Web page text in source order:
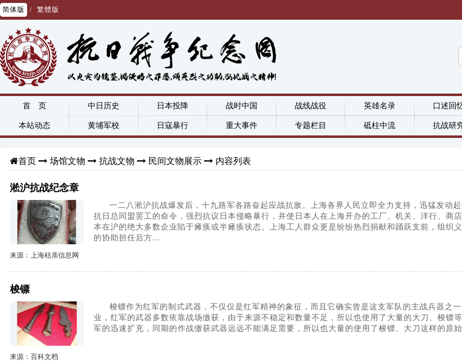
简体版 / 繁體版
首 页 中日历史 日本投降 战时中国 战线战役 英雄名录 口述回
本站动态 黄埔军校 日寇暴行 重大事件 专题栏目 砥柱中流 抗战研
首页 场馆文物 抗战文物 民间文物展示 内容列表
淞沪抗战纪念章
一二八淞沪抗战爆发后，十九路军各路奋起应战抗敌。上海各界人民立即全力支持，迅猛发动
抗日总同盟罢工的命令，强烈抗议日本侵略暴行，并使日本人在上海开办的工厂、机关、洋行、商
本在沪的绝大多数企业陷于瘫痪或半瘫痪状态。上海工人群众更是纷纷热烈捐献和踊跃支前，组织
的协助担任后方...
来源：上海枯亲信息网
梭镖
梭镖作为红军的制式武器，不仅仅是红军精神的象征，而且它确实曾是这支军队的主战兵器之
业，红军的武器多数依靠战场缴获，由于来源不稳定和数量不足，所以也使用了大量的大刀、梭镖
军的迅速扩充，同期的作战缴获武器远远不能满足需要，所以也大量的使用了梭镖、大刀这样的原始
来源：百科文档